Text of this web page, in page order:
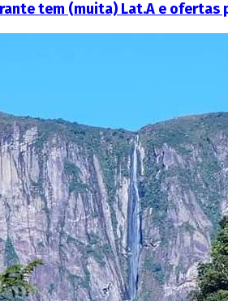
tem (muita) Lat.A e ofertas